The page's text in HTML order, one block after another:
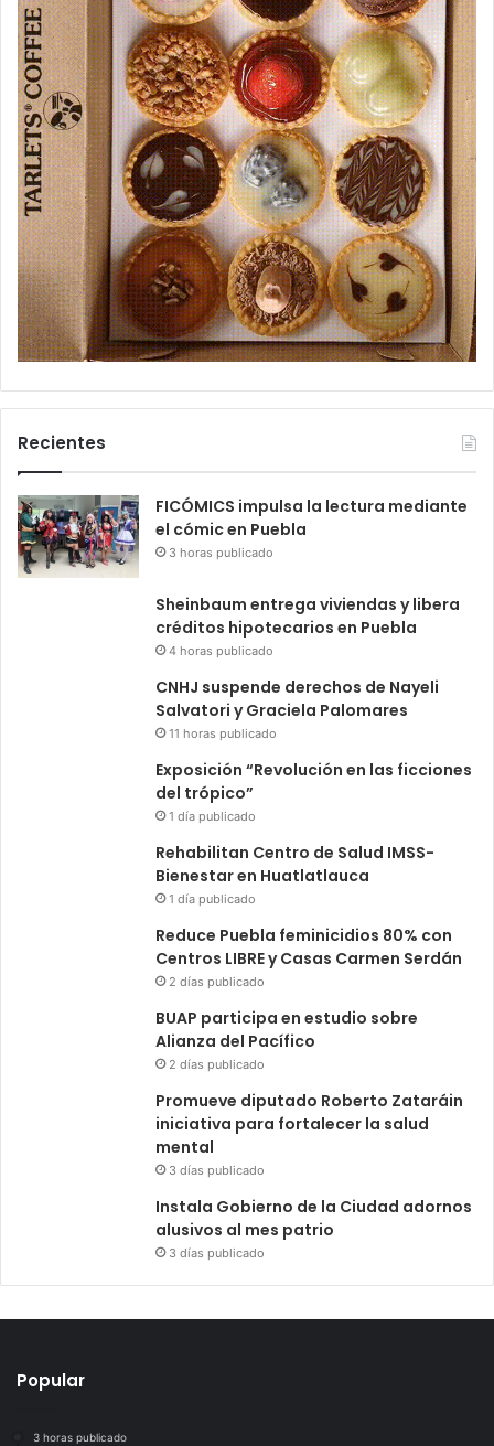
Recientes
FICÓMICS impulsa la lectura mediante
el cómic en Puebla
3 horas publicado
Sheinbaum entrega viviendas y libera
créditos hipotecarios en Puebla
4 horas publicado
CNHJ suspende derechos de Nayeli
Salvatori y Graciela Palomares
11 horas publicado
Exposición “Revolución en las ficciones
del trópico”
1 día publicado
Rehabilitan Centro de Salud IMSS-
Bienestar en Huatlatlauca
1 día publicado
Reduce Puebla feminicidios 80% con
Centros LIBRE y Casas Carmen Serdán
2 días publicado
BUAP participa en estudio sobre
Alianza del Pacífico
2 días publicado
Promueve diputado Roberto Zataráin
iniciativa para fortalecer la salud
mental
3 días publicado
Instala Gobierno de la Ciudad adornos
alusivos al mes patrio
3 días publicado
Popular
3 horas publicado